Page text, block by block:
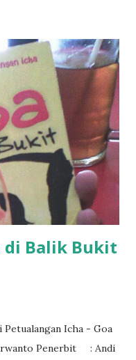
di Balik Bukit
Petualangan Icha - Goa
Penerbit : Andi